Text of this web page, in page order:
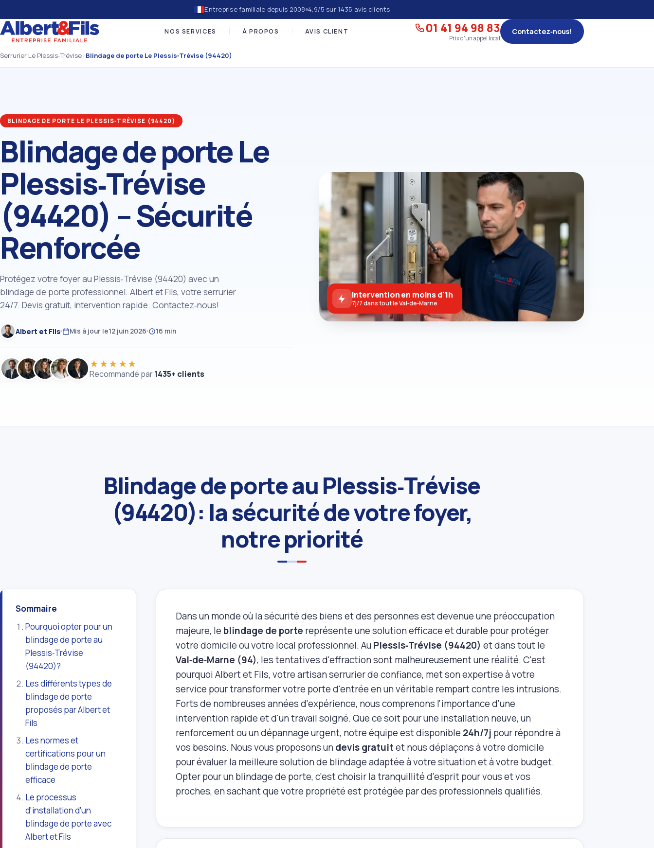
Entreprise familiale depuis 2008 4,9/5 sur 1435 avis clients
NOS SERVICES À PROPOS AVIS CLIENT 01 41 94 98 83
Prix d'un appel local
Contactez‑nous!
Serrurier Le Plessis‑Trévise›Blindage de porte Le Plessis‑Trévise (94420)
BLINDAGE DE PORTE LE PLESSIS‑TRÉVISE (94420)
Blindage de porte Le
Plessis‑Trévise
(94420) – Sécurité
Renforcée
Protégez votre foyer au Plessis‑Trévise (94420) avec un
blindage de porte professionnel. Albert et Fils, votre serrurier
24/7. Devis gratuit, intervention rapide. Contactez‑nous!
Albert et Fils Mis à jour le12 juin 2026 16 min
★★★★★
Recommandé par1435+ clients
Intervention en moins d'1h
7j/7 dans tout le Val‑de‑Marne
Blindage de porte au Plessis‑Trévise
(94420): la sécurité de votre foyer,
notre priorité
Sommaire
Pourquoi opter pour un
blindage de porte au
Plessis‑Trévise
(94420)?
Les différents types de
blindage de porte
proposés par Albert et
Fils
Les normes et
certifications pour un
blindage de porte
efficace
Le processus
d'installation d'un
blindage de porte avec
Albert et Fils
Dans un monde où la sécurité des biens et des personnes est devenue une préoccupation
majeure, le blindage de porte représente une solution efficace et durable pour protéger
votre domicile ou votre local professionnel. AuPlessis‑Trévise (94420) et dans tout le
Val‑de‑Marne (94), les tentatives d'effraction sont malheureusement une réalité. C'est
pourquoi Albert et Fils, votre artisan serrurier de confiance, met son expertise à votre
service pour transformer votre porte d'entrée en un véritable rempart contre les intrusions.
Forts de nombreuses années d'expérience, nous comprenons l'importance d'une
intervention rapide et d'un travail soigné. Que ce soit pour une installation neuve, un
renforcement ou un dépannage urgent, notre équipe est disponible 24h/7j pour répondre à
vos besoins. Nous vous proposons undevis gratuitet nous déplaçons à votre domicile
pour évaluer la meilleure solution de blindage adaptée à votre situation et à votre budget.
Opter pour un blindage de porte, c'est choisir la tranquillité d'esprit pour vous et vos
proches, en sachant que votre propriété est protégée par des professionnels qualifiés.